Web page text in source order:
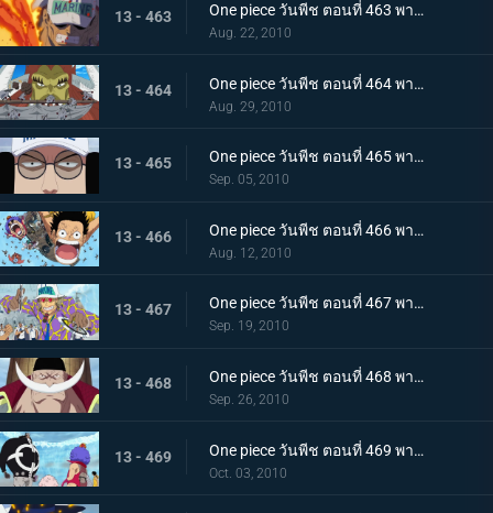
13 - 463 One piece วันพีช ตอนที่ 463 พากย์ไทย เผาทุกสิ่งจนมอดไหม้!! พลังของพลเรือเอกอาคาอินุ!
Aug. 22, 2010
13 - 464 One piece วันพีช ตอนที่ 464 พากย์ไทย ลูกหลานของปีศาจ! ลิตเติ้ลออสจูเนียร์! จู่โจม
Aug. 29, 2010
13 - 465 One piece วันพีช ตอนที่ 465 พากย์ไทย ผู้ชนะเท่านั้นที่ถูกต้อง! แผนของเซ็นโงคุเริ่มออกลาย!
Sep. 05, 2010
13 - 466 One piece วันพีช ตอนที่ 466 พากย์ไทย ทีมหมวกฟางมาถึงแล้ว! สนามรบเดือดถึงขีดสุด
Aug. 12, 2010
13 - 467 One piece วันพีช ตอนที่ 467 พากย์ไทย ถึงต้องตายก็จะช่วย การต่อสู้ของ ลูฟี่ กับ กองทัพเรือ เริ่มแล้ว
Sep. 19, 2010
13 - 468 One piece วันพีช ตอนที่ 468 พากย์ไทย สงครามยังคงดุเดือด! การต่อสู้ระหว่างผู้มีพลังพิเศษ
Sep. 26, 2010
13 - 469 One piece วันพีช ตอนที่ 469 พากย์ไทย เหตุผิดปกติที่เกิดจากคุมะ หมัดแห่งความโกรธของคุณอีวา
Oct. 03, 2010